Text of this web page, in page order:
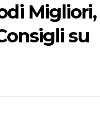
Migliori,
su